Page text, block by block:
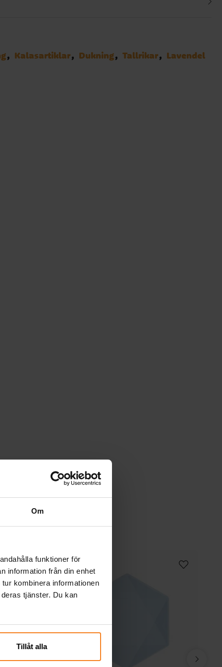
Om
funktioner för
information från din enhet
kombinera informationen
tjänster. Du kan
Tillåt alla
Kalasartiklar Dukning Tallrikar Lavendel